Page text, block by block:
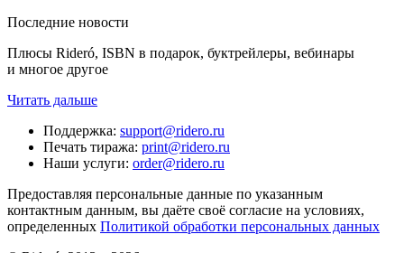
Последние новости
Плюсы Rideró, ISBN в подарок, буктрейлеры, вебинары
и многое другое
Читать дальше
Поддержка: support@ridero.ru
Печать тиража: print@ridero.ru
Наши услуги: order@ridero.ru
Предоставляя персональные данные по указанным
контактным данным, вы даёте своё согласие на условиях,
определенных Политикой обработки персональных данных